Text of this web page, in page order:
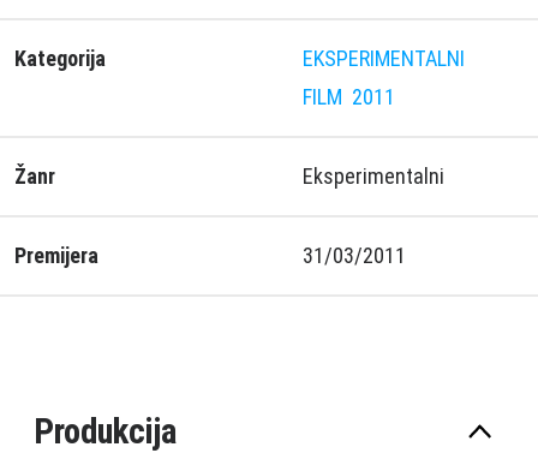
Kategorija
EKSPERIMENTALNI
FILM 2011
Žanr Eksperimentalni
Premijera 31/03/2011
Produkcija